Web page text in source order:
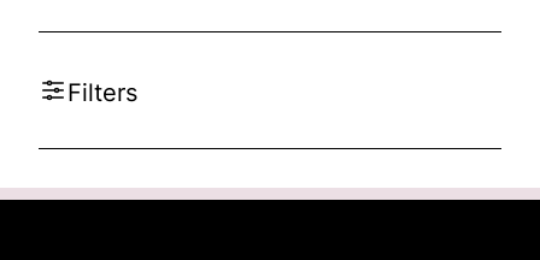
Filters